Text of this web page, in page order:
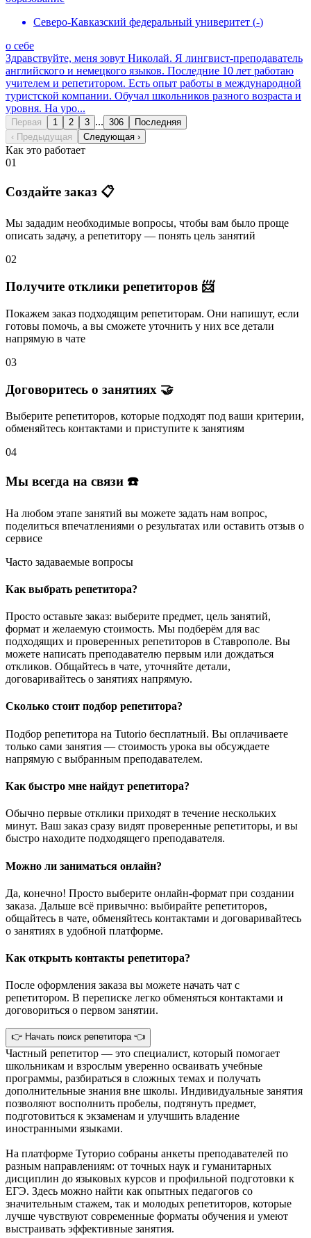
Северо-Кавказский федеральный универитет (-)
о себе
Здравствуйте, меня зовут Николай. Я лингвист-преподаватель
английского и немецкого языков. Последние 10 лет работаю
учителем и репетитором. Есть опыт работы в международной
туристской компании. Обучал школьников разного возраста и
уровня. На уро...
Первая 1 2 3 ... 306
Последняя
‹ Предыдущая
Следующая ›
Как это работает
01
Создайте заказ 📋
Мы зададим необходимые вопросы, чтобы вам было проще
описать задачу, а репетитору — понять цель занятий
02
Получите отклики репетиторов 📨
Покажем заказ подходящим репетиторам. Они напишут, если
готовы помочь, а вы сможете уточнить у них все детали
напрямую в чате
03
Договоритесь о занятиях 🤝
Выберите репетиторов, которые подходят под ваши критерии,
обменяйтесь контактами и приступите к занятиям
04
Мы всегда на связи ☎️
На любом этапе занятий вы можете задать нам вопрос,
поделиться впечатлениями о результатах или оставить отзыв о
сервисе
Часто задаваемые вопросы
Как выбрать репетитора?
Просто оставьте заказ: выберите предмет, цель занятий,
формат и желаемую стоимость. Мы подберём для вас
подходящих и проверенных репетиторов в Ставрополе. Вы
можете написать преподавателю первым или дождаться
откликов. Общайтесь в чате, уточняйте детали,
договаривайтесь о занятиях напрямую.
Сколько стоит подбор репетитора?
Подбор репетитора на Tutorio бесплатный. Вы оплачиваете
только сами занятия — стоимость урока вы обсуждаете
напрямую с выбранным преподавателем.
Как быстро мне найдут репетитора?
Обычно первые отклики приходят в течение нескольких
минут. Ваш заказ сразу видят проверенные репетиторы, и вы
быстро находите подходящего преподавателя.
Можно ли заниматься онлайн?
Да, конечно! Просто выберите онлайн-формат при создании
заказа. Дальше всё привычно: выбирайте репетиторов,
общайтесь в чате, обменяйтесь контактами и договаривайтесь
о занятиях в удобной платформе.
Как открыть контакты репетитора?
После оформления заказа вы можете начать чат с
репетитором. В переписке легко обменяться контактами и
договориться о первом занятии.
👉 Начать поиск репетитора 👈
Частный репетитор — это специалист, который помогает
школьникам и взрослым уверенно осваивать учебные
программы, разбираться в сложных темах и получать
дополнительные знания вне школы. Индивидуальные занятия
позволяют восполнить пробелы, подтянуть предмет,
подготовиться к экзаменам и улучшить владение
иностранными языками.
На платформе Туторио собраны анкеты преподавателей по
разным направлениям: от точных наук и гуманитарных
дисциплин до языковых курсов и профильной подготовки к
ЕГЭ. Здесь можно найти как опытных педагогов со
значительным стажем, так и молодых репетиторов, которые
лучше чувствуют современные форматы обучения и умеют
выстраивать эффективные занятия.